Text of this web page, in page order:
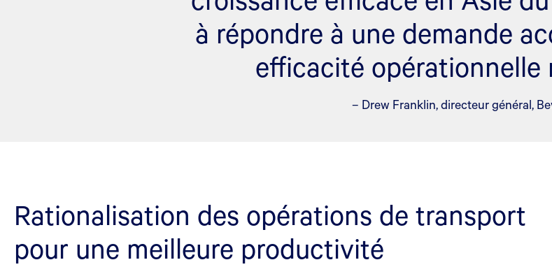
à répondre à une demande
efficacité opérationnelle
– Drew Franklin, directeur général,
Rationalisation des opérations de transport
pour une meilleure productivité